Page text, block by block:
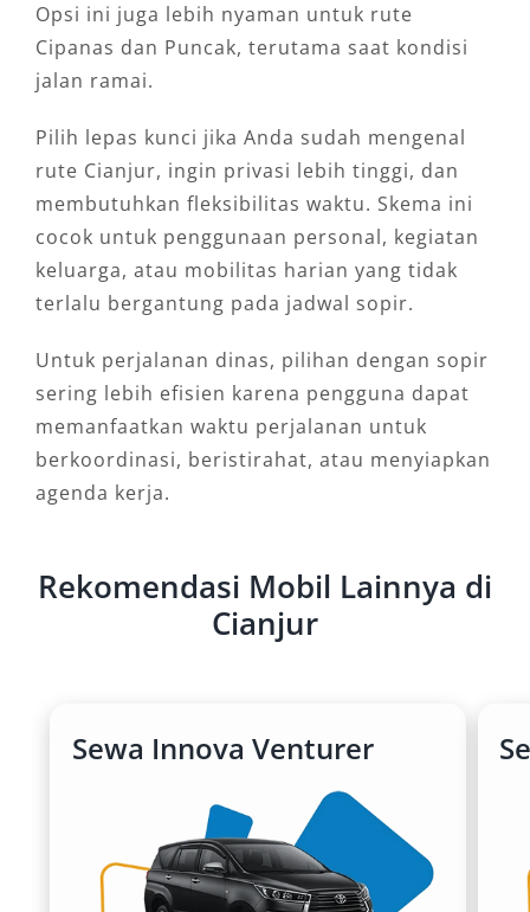
Opsi ini juga lebih nyaman untuk rute
Cipanas dan Puncak, terutama saat kondisi
jalan ramai.
Pilih lepas kunci jika Anda sudah mengenal
rute Cianjur, ingin privasi lebih tinggi, dan
membutuhkan fleksibilitas waktu. Skema ini
cocok untuk penggunaan personal, kegiatan
keluarga, atau mobilitas harian yang tidak
terlalu bergantung pada jadwal sopir.
Untuk perjalanan dinas, pilihan dengan sopir
sering lebih efisien karena pengguna dapat
memanfaatkan waktu perjalanan untuk
berkoordinasi, beristirahat, atau menyiapkan
agenda kerja.
Rekomendasi Mobil Lainnya di
Cianjur
Sewa Innova Venturer